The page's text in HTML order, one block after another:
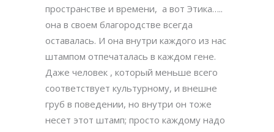
пространстве и времени, а вот Этика…..
она в своем благородстве всегда
оставалась. И она внутри каждого из нас
штампом отпечаталась в каждом гене.
Даже человек , который меньше всего
соответствует культурному, и внешне
груб в поведении, но внутри он тоже
несет этот штамп; просто каждому надо